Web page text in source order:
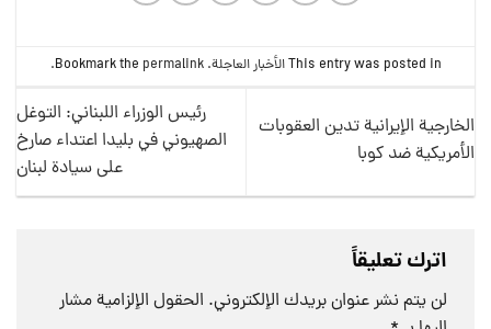
This entry was posted inالأخبار العاجلة. Bookmark the
permalink
.
الخارجية الإيرانية تدين العقوبات
الأمريكية ضد كوبا
رئيس الوزراء اللبناني: التوغل
الصهيوني في بليدا اعتداء صارخ
على سيادة لبنان
اترك تعليقاً
لن يتم نشر عنوان بريدك الإلكتروني. الحقول الإلزامية مشار